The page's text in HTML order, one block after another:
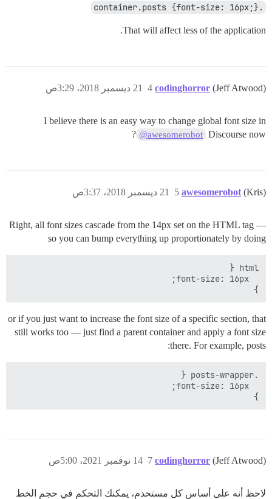
.container.posts {font-size: 16px;}
That will affect less of the application.
codinghorror (Jeff Atwood) 21 ديسمبر 2018، 3:29ص 4
I believe there is an easy way to change global font size in
Discourse now
@awesomerobot
?
awesomerobot (Kris) 21 ديسمبر 2018، 3:37ص 5
Right, all font sizes cascade from the 14px set on the HTML tag —
so you can bump everything up proportionately by doing
}
or if you just want to increase the font size of a specific section, that
still works too — just find a parent container and apply a font size
there. For example, posts:
}
codinghorror (Jeff Atwood) 14 نوفمبر 2021، 5:00ص 7
لاحظ أنه على أساس كل مستخدم، يمكنك التحكم في حجم الخط